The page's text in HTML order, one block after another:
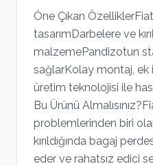
Öne Çıkan
tasarımDarbelere ve
malzemePandizotun
sağlarKolay montaj, ek
üretim teknolojisi ile
Bu Ürünü
problemlerinden biri
kırıldığında bagaj
eder ve rahatsız edici